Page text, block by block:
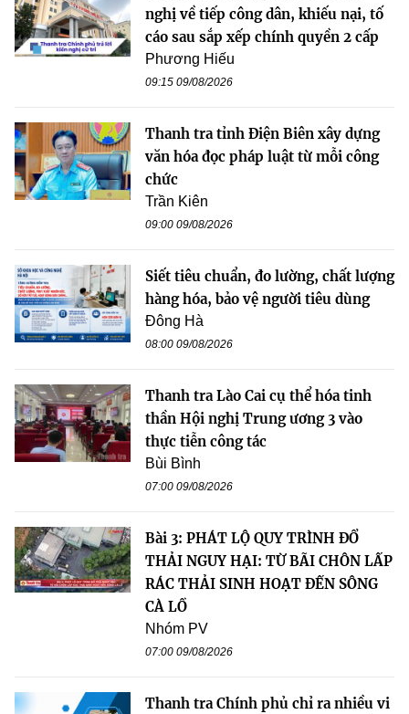
nghị về tiếp công dân, khiếu nại, tố
cáo sau sắp xếp chính quyền 2 cấp
Phương Hiếu
09:15 09/08/2026
Thanh tra tỉnh Điện Biên xây dựng
văn hóa đọc pháp luật từ mỗi công
chức
Trần Kiên
09:00 09/08/2026
Siết tiêu chuẩn, đo lường, chất lượng
hàng hóa, bảo vệ người tiêu dùng
Đông Hà
08:00 09/08/2026
Thanh tra Lào Cai cụ thể hóa tinh
thần Hội nghị Trung ương 3 vào
thực tiễn công tác
Bùi Bình
07:00 09/08/2026
Bài 3: PHÁT LỘ QUY TRÌNH ĐỔ
THẢI NGUY HẠI: TỪ BÃI CHÔN LẤP
RÁC THẢI SINH HOẠT ĐẾN SÔNG
CÀ LỒ
Nhóm PV
07:00 09/08/2026
Thanh tra Chính phủ chỉ ra nhiều vi